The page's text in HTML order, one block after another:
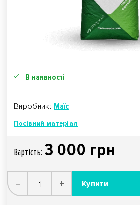
В наявності
Виробник: Маїс
Посівний матеріал
Вартiсть: 3 000 грн
- + Купити